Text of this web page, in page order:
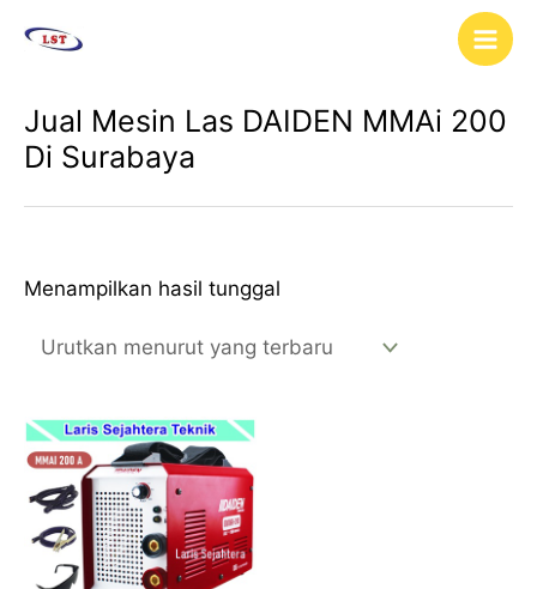
Main
Jual Mesin Las DAIDEN MMAi 200
Di Surabaya
Menampilkan hasil tunggal